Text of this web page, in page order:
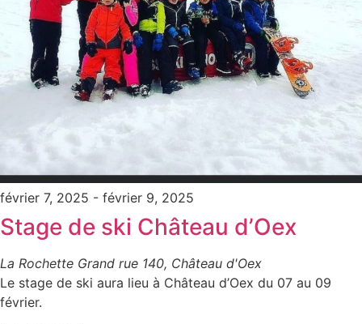
février 7, 2025 - février 9, 2025
Stage de ski Château d’Oex
La Rochette Grand rue 140, Château d'Oex
Le stage de ski aura lieu à Château d’Oex du 07 au 09
février.